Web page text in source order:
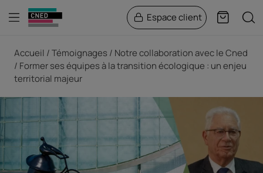
Menu Espace client Panier
Accueil Témoignages
Notre collaboration avec le Cned
Former ses équipes à la transition écologique : un enjeu
territorial majeur